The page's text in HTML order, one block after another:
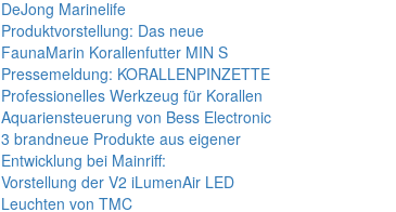
DeJong Marinelife
Produktvorstellung: Das neue
FaunaMarin Korallenfutter MIN S
Pressemeldung: KORALLENPINZETTE
Professionelles Werkzeug für Korallen
Aquariensteuerung von Bess Electronic
3 brandneue Produkte aus eigener
Entwicklung bei Mainriff:
Vorstellung der V2 iLumenAir LED
Leuchten von TMC